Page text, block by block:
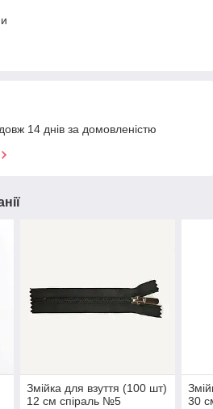
14 днів за домовленістю
Змійка для взуття (100 шт)
12 см спіраль №5
30